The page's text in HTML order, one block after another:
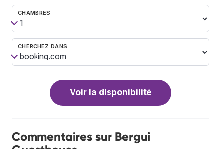
CHAMBRES
CHERCHEZ DANS…
Voir la disponibilité
Commentaires sur Bergui